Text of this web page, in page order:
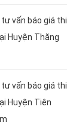
vấn báo giá thi
Huyện Thăng
vấn báo giá thi
Huyện Tiên